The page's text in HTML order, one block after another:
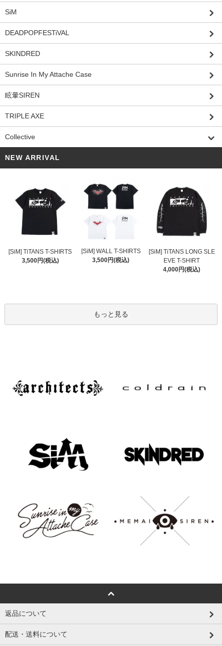
SiM
DEADPOPFESTiVAL
SKINDRED
Sunrise In My Attache Case
眩暈SIREN
TRIPLE AXE
Collective
NEW ARRIVAL
[SiM] TiTANS T-SHIRTS
3,500円(税込)
[SiM] WALL T-SHIRTS
3,500円(税込)
[SiM] TiTANS LONG SLE
EVE T-SHIRT
4,000円(税込)
もっと見る
返品について
配送・送料について